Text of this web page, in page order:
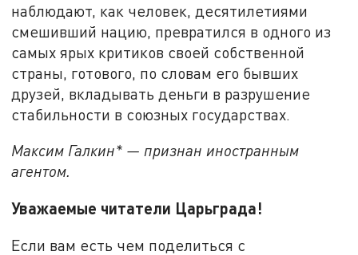
наблюдают, как человек, десятилетиями
смешивший нацию, превратился в одного из
самых ярых критиков своей собственной
страны, готового, по словам его бывших
друзей, вкладывать деньги в разрушение
стабильности в союзных государствах.
Максим Галкин* — признан иностранным
агентом.
Уважаемые читатели Царьграда!
Если вам есть чем поделиться с